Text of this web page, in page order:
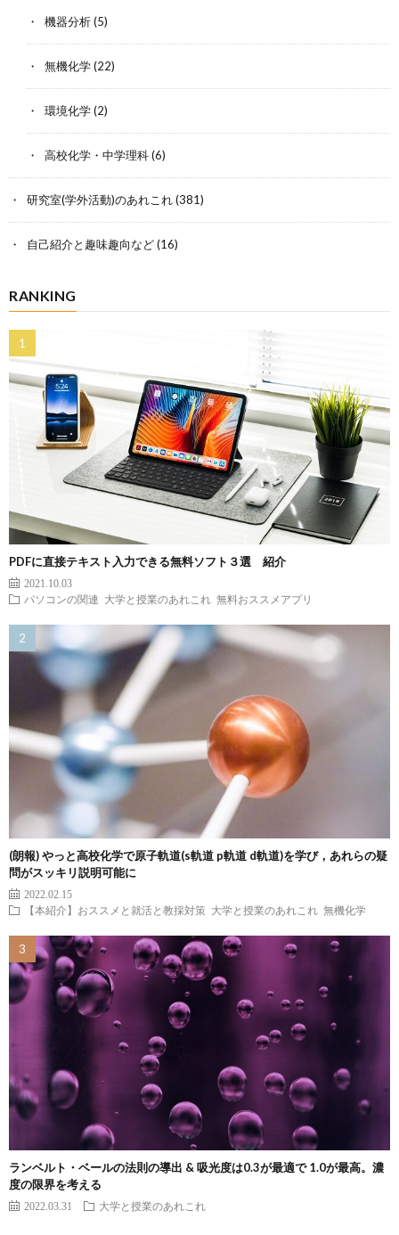
機器分析(5)
無機化学(22)
環境化学(2)
高校化学・中学理科(6)
研究室(学外活動)のあれこれ(381)
自己紹介と趣味趣向など(16)
RANKING
PDFに直接テキスト入力できる無料ソフト３選 紹介
2021.10.03
パソコンの関連
大学と授業のあれこれ 無料おススメアプリ
(朗報) やっと高校化学で原子軌道(s軌道 p軌道 d軌道)を学び，あれらの疑
問がスッキリ説明可能に
2022.02.15
【本紹介】おススメと就活と教採対策 大学と授業のあれこれ 無機化学
ランベルト・ベールの法則の導出 & 吸光度は0.3が最適で 1.0が最高。濃
度の限界を考える
2022.03.31 大学と授業のあれこれ